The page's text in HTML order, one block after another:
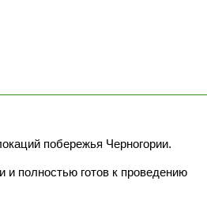
побережья Черногории.
полностью готов к проведению